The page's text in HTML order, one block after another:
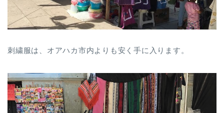
刺繍服は、オアハカ市内よりも安く手に入ります。